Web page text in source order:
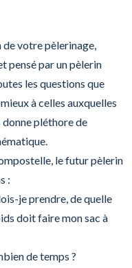
votre pèlerinage,
pensé par un pèlerin
les questions que
à celles auxquelles
donne pléthore de
le futur pèlerin
:
je prendre, de quelle
doit faire mon sac à
de temps ?